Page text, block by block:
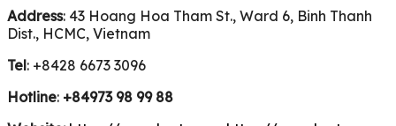
Address: 43 Hoang Hoa Tham St., Ward 6, Binh Thanh
Dist., HCMC, Vietnam
Tel: +8428 6673 3096
Hotline: +84973 98 99 88